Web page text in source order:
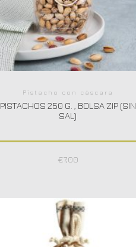
Pistacho con cáscara
PISTACHOS 250 G. , BOLSA ZIP (SIN
SAL)
€7,00